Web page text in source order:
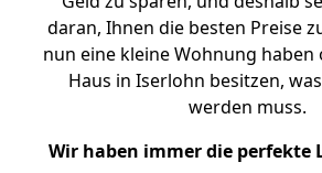
daran, Ihnen die besten Preise
nun eine kleine Wohnung haben
Haus in Iserlohn besitzen,
werden muss.
Wir haben immer die perfekte